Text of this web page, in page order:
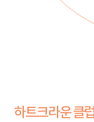
하트크라운 클